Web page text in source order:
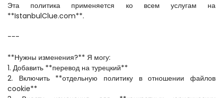
Эта политика применяется ко всем услугам на
**IstanbulClue.com**.
---
**Нужны изменения?** Я могу:
1. Добавить **перевод на турецкий**
2. Включить **отдельную политику в отношении файлов
cookie**